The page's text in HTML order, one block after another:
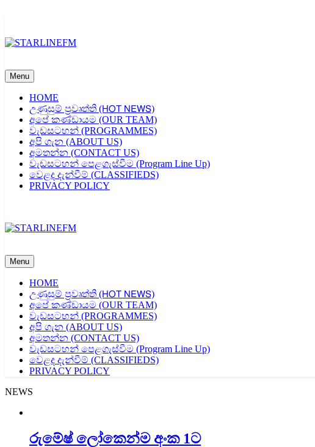
Menu
HOME
උණුසුම් ප්‍රවෘත්ති (𝖧𝖮𝖳 𝖭𝖤𝖶𝖲)
අපේ කණ්ඩායම (OUR TEAM)
වැඩසටහන් (PROGRAMMES)
අපි ගැන (ABOUT US)
අමතන්න (CONTACT US)
වැඩසටහන් පෙළගැස්වීම (Program Line Up)
වෙළද දැන්වීම් (CLASSIFIEDS)
PRIVACY POLICY
Menu
HOME
උණුසුම් ප්‍රවෘත්ති (𝖧𝖮𝖳 𝖭𝖤𝖶𝖲)
අපේ කණ්ඩායම (OUR TEAM)
වැඩසටහන් (PROGRAMMES)
අපි ගැන (ABOUT US)
අමතන්න (CONTACT US)
වැඩසටහන් පෙළගැස්වීම (Program Line Up)
වෙළද දැන්වීම් (CLASSIFIEDS)
PRIVACY POLICY
NEWS
රුමේෂ් ලෝකෙන්ම අංක 1ට